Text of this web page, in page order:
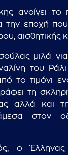
ανοίγει το
την εποχή
αισθητικής
μιλά
του Ράλι
το τιμόνι
τη
αλλά και
στον
ο Έλληνας